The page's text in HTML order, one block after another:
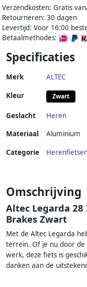
Verzendkosten: Gratis
Retourneren: 30 dagen
Levertijd: Voor 16:00
Betaalmethodes:
Specificaties
Merk ALTEC
Kleur Zwart
Geslacht
Heren
Materiaal
Aluminium
Categorie
Omschrijving
Altec Legarda 28
Brakes Zwart
Met de Altec Legarda
terrein. Of je nu door
werk, deze fiets is
danken aan de